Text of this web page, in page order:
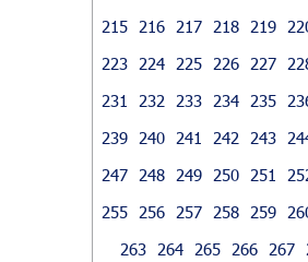
215
216 217 218 219
223
224 225 226 227
231
232 233 234 235
239
240 241 242 243
247
248 249 250 251
255
256 257 258 259
263
264 265 266 267